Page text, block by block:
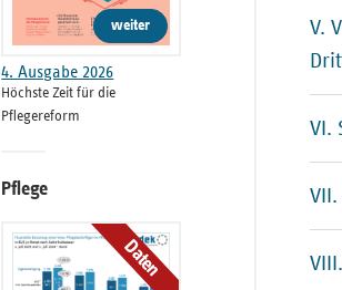
V.
VI.
weiter
4. Ausgabe 2026
Höchste Zeit für die
Pflegereform
Pflege
Daten